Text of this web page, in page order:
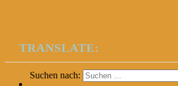
TRANSLATE:
Suchen nach: